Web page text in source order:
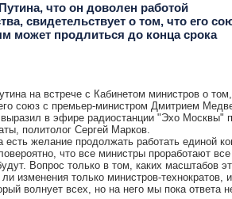
что он доволен работой
свидетельствует о том, что его
может продлиться до конца срока
на встрече с Кабинетом министров о
союз с премьер-министром Дмитрием
в эфире радиостанции "Эхо Москвы"
политолог Сергей Марков.
желание продолжать работать единой
что все министры проработают все
Вопрос только в том, каких масштабов
изменения только министров-технократов,
волнует всех, но на него мы пока ответа